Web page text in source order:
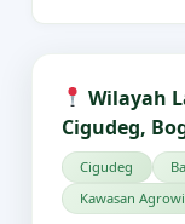
Wilayah
Cigudeg,
Cigudeg
Kawasan